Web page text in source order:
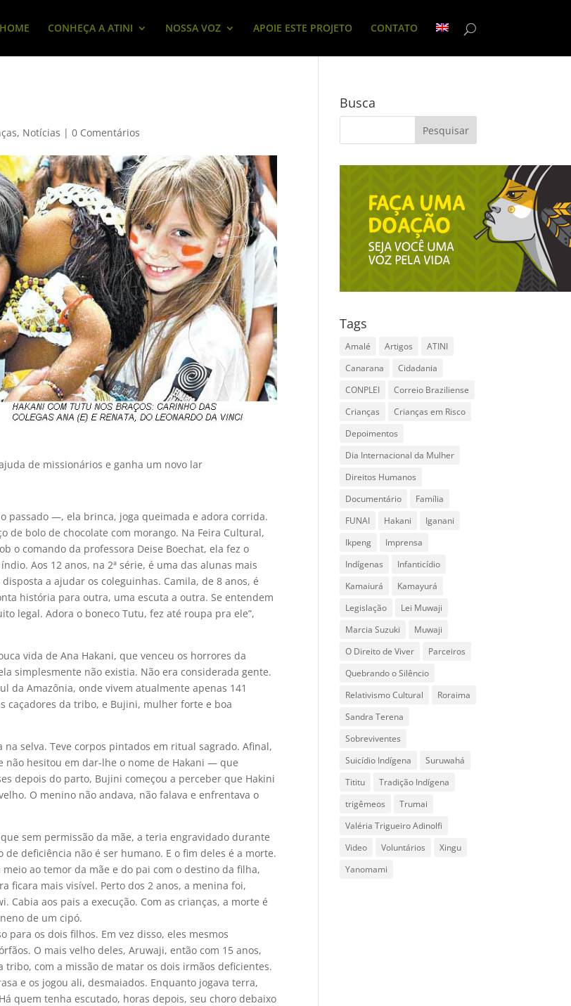
HOME CONHEÇA A ATINI NOSSA VOZ APOIE ESTE PROJETO CONTATO
, Notícias |0 Comentários
de missionários e ganha um novo lar
passado —, ela brinca, joga queimada e adora corrida.
de bolo de chocolate com morango. Na Feira Cultural,
o comando da professora Deise Boechat, ela fez o
Aos 12 anos, na 2ª série, é uma das alunas mais
a ajudar os coleguinhas. Camila, de 8 anos, é
história para outra, uma escuta a outra. Se entendem
legal. Adora o boneco Tutu, fez até roupa pra ele”,
vida de Ana Hakani, que venceu os horrores da
simplesmente não existia. Não era considerada gente.
da Amazônia, onde vivem atualmente apenas 141
caçadores da tribo, e Bujini, mulher forte e boa
selva. Teve corpos pintados em ritual sagrado. Afinal,
hesitou em dar-lhe o nome de Hakani — que
depois do parto, Bujini começou a perceber que Hakini
O menino não andava, não falava e enfrentava o
sem permissão da mãe, a teria engravidado durante
deficiência não é ser humano. E o fim deles é a morte.
ao temor da mãe e do pai com o destino da filha,
ficara mais visível. Perto dos 2 anos, a menina foi,
aos pais a execução. Com as crianças, a morte é
de um cipó.
para os dois filhos. Em vez disso, eles mesmos
O mais velho deles, Aruwaji, então com 15 anos,
com a missão de matar os dois irmãos deficientes.
e os jogou ali, desmaiados. Enquanto jogava terra,
quem tenha escutado, horas depois, seu choro debaixo
Busca
Tags
Amalé Artigos
ATINI
Canarana
Cidadania
CONPLEI
Correio Braziliense
Crianças
Crianças em Risco
Depoimentos
Dia Internacional da Mulher
Direitos Humanos
Documentário
Família
FUNAI
Hakani
Iganani
Ikpeng
Imprensa
Indígenas
Infanticídio
Kamaiurá
Kamayurá
Legislação
Lei Muwaji
Marcia Suzuki
Muwaji
O Direito de Viver
Parceiros
Quebrando o Silêncio
Relativismo Cultural
Roraima
Sandra Terena
Sobreviventes
Suicídio Indígena
Suruwahá
Tititu
Tradição Indígena
trigêmeos
Trumai
Valéria Trigueiro Adinolfi
Video
Voluntários
Xingu
Yanomami